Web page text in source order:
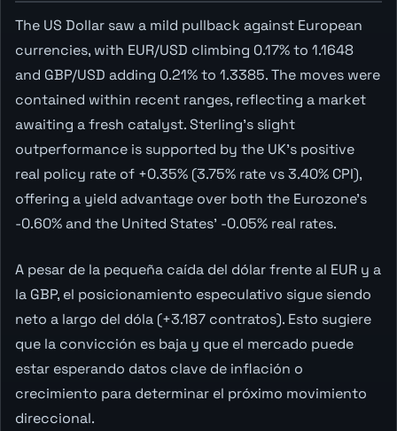
The US Dollar saw a mild pullback against European
currencies, with EUR/USD climbing 0.17% to 1.1648
and GBP/USD adding 0.21% to 1.3385. The moves were
contained within recent ranges, reflecting a market
awaiting a fresh catalyst. Sterling's slight
outperformance is supported by the UK's positive
real policy rate of +0.35% (3.75% rate vs 3.40% CPI),
offering a yield advantage over both the Eurozone's
-0.60% and the United States' -0.05% real rates.
A pesar de la pequeña caída del dólar frente al EUR y a
la GBP, el posicionamiento especulativo sigue siendo
neto a largo del dóla (+3.187 contratos). Esto sugiere
que la convicción es baja y que el mercado puede
estar esperando datos clave de inflación o
crecimiento para determinar el próximo movimiento
direccional.